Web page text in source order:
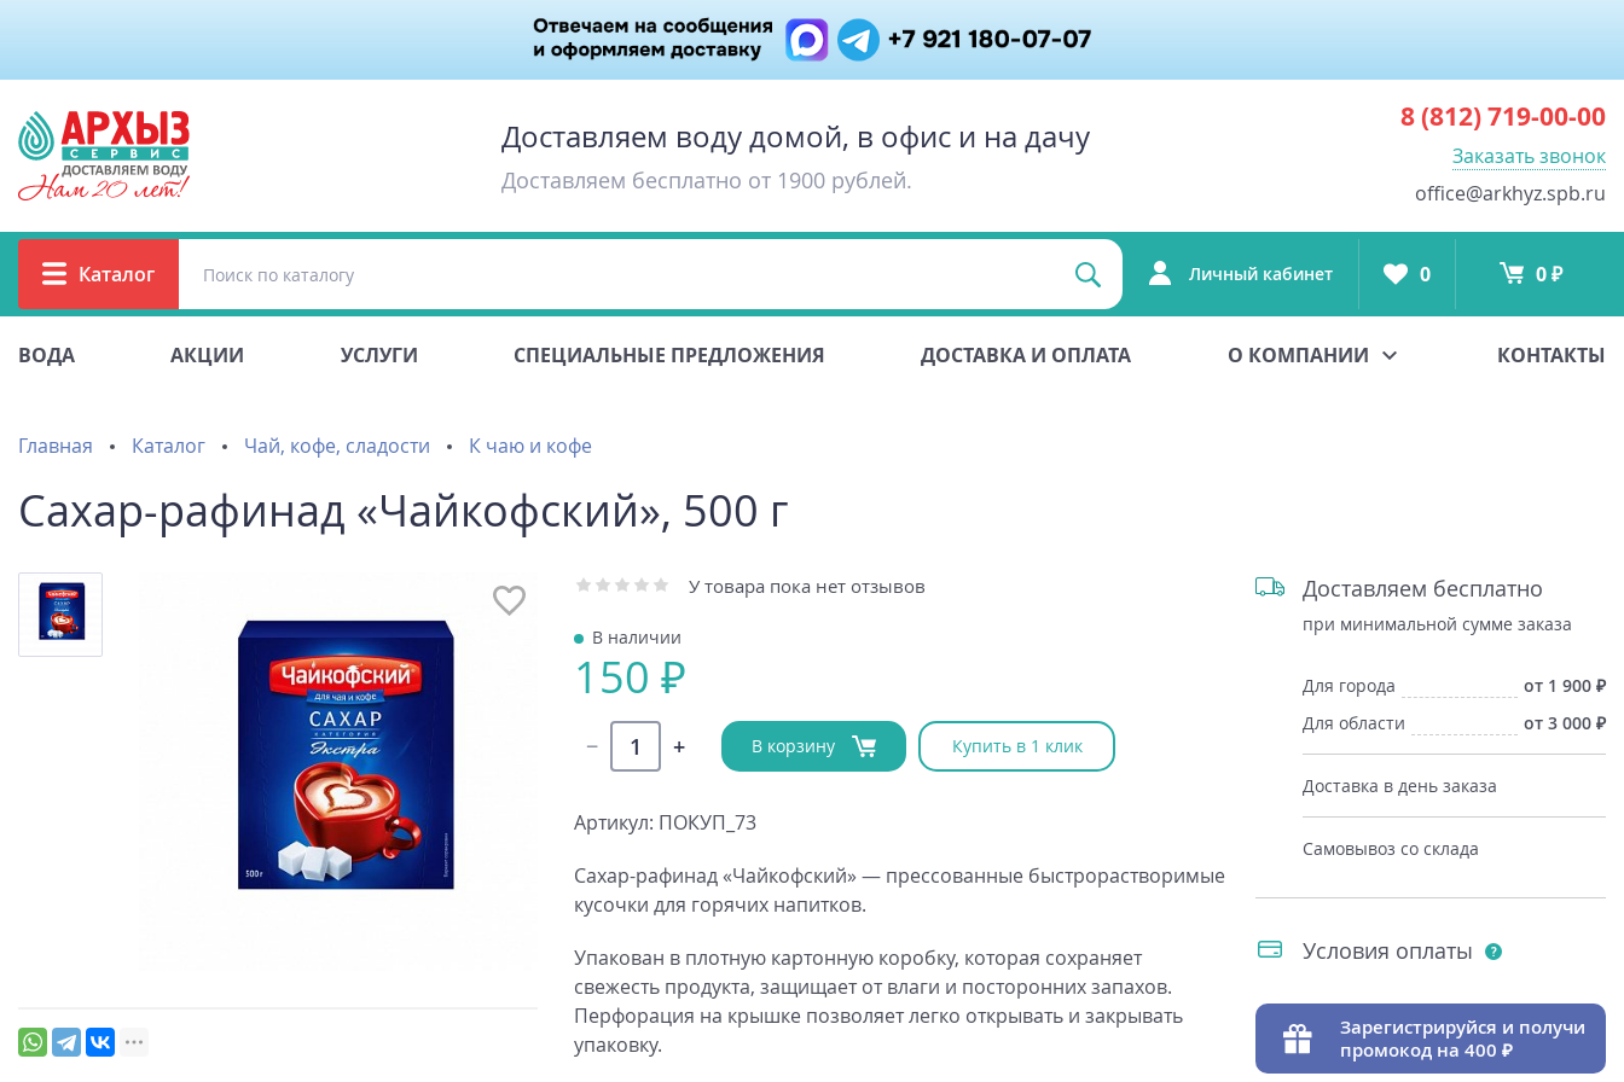
Доставляем воду домой, в офис и на дачу
Доставляем бесплатно от 1900 рублей.
8 (812)719-00-00
Заказать звонок
office@arkhyz.spb.ru
Каталог Личный кабинет 0 0 ₽
ВОДА АКЦИИ УСЛУГИ СПЕЦИАЛЬНЫЕ ПРЕДЛОЖЕНИЯ ДОСТАВКА И ОПЛАТА О КОМПАНИИ КОНТАКТЫ
Главная Каталог Чай, кофе, сладости К чаю и кофе
Сахар-рафинад «Чайкофский», 500 г
У товара пока нет отзывов
В наличии
150 ₽
В корзину Купить в 1 клик
Артикул: ПОКУП_73
Сахар-рафинад «Чайкофский» — прессованные быстрорастворимые
кусочки для горячих напитков.
Упакован в плотную картонную коробку, которая сохраняет
свежесть продукта, защищает от влаги и посторонних запахов.
Перфорация на крышке позволяет легко открывать и закрывать
упаковку.
Доставляем бесплатно
при минимальной сумме заказа
Для города
от 1 900
Для области
от 3 000
Доставка в день заказа
Самовывоз со склада
Условия оплаты
Зарегистрируйся и получи
промокод на 400